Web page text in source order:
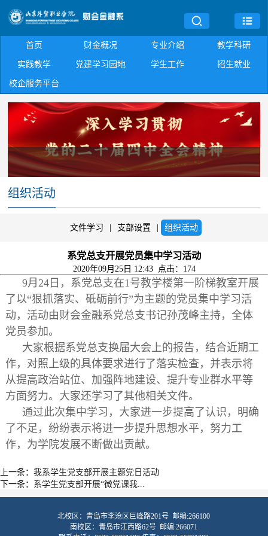
首页 财金概况 专业介绍 教学科研
实践教学 党建学习园地 学生工作 招生就业
校企服务平台
组织活动
文件学习 | 支部设置 | 组织活动
系党总支开展党员集中学习活动
2020年09月25日 12:43 点击： 174
9月24日，系党总支在1号教学楼第一阶梯教室开展
了以“狠抓落实、砥砺前行”为主题的党员集中学习活
动，活动由财会金融系党总支书记孙茂峰主持，全体
党员参加。
大家根据系党总支换届大会上的报告，结合近期工
作，对照上级的具体要求进行了落实检查，并表示将
从提高政治站位、加强阵地建设、提升专业群水平等
方面努力。大家还学习了其他相关文件。
通过此次集中学习，大家进一步提高了认识，明确
了不足，纷纷表示将进一步提升思想水平，努力工
作，为学院发展不断做出贡献。
上一条： 我系学生党支部开展主题党日活动
下一条： 系学生党支部开展“微党课我...
北校区：青岛市李沧区巨峰路201号 邮编:266100
南校区：青岛市江西路62号 邮编:266071